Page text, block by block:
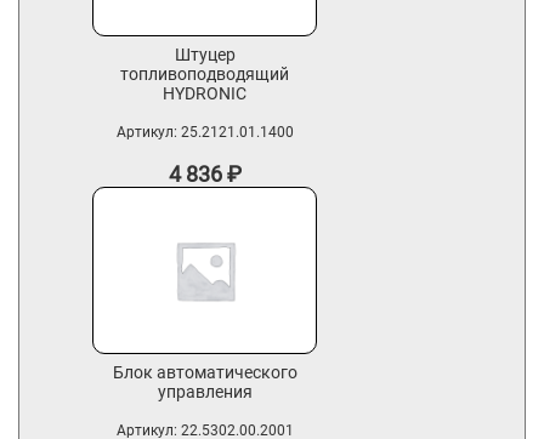
Штуцер
топливоподводящий
HYDRONIC
Артикул: 25.2121.01.1400
4 836₽
Блок автоматического
управления
Артикул: 22.5302.00.2001